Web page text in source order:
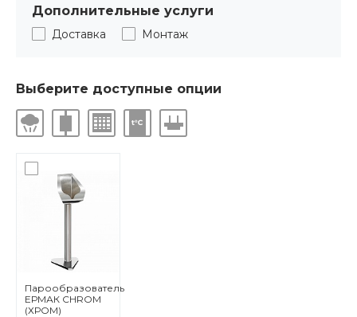
Дополнительные услуги
Доставка Монтаж
Выберите доступные опции
Парообразователь
ЕРМАК CHROM
(ХРОМ)